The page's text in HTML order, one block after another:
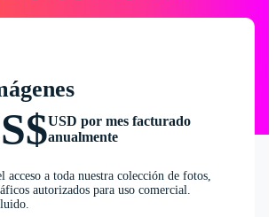
USD por mes facturado
anualmente
acceso a toda nuestra colección de fotos,
autorizados para uso comercial.